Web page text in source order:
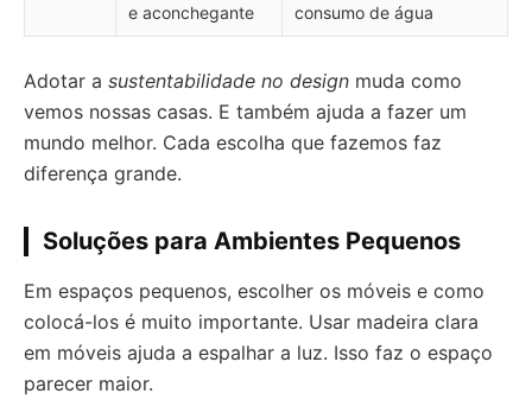
e aconchegante
consumo de água
Adotar a sustentabilidade no design muda como
vemos nossas casas. E também ajuda a fazer um
mundo melhor. Cada escolha que fazemos faz
diferença grande.
Soluções para Ambientes Pequenos
Em espaços pequenos, escolher os móveis e como
colocá-los é muito importante. Usar madeira clara
em móveis ajuda a espalhar a luz. Isso faz o espaço
parecer maior.